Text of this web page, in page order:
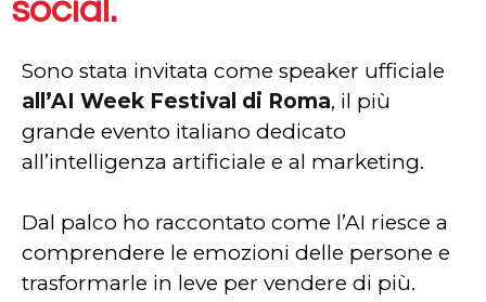
social.
Sono stata invitata come speaker ufficiale
all’AI Week Festival di Roma, il più
grande evento italiano dedicato
all’intelligenza artificiale e al marketing.
Dal palco ho raccontato come l’AI riesce a
comprendere le emozioni delle persone e
trasformarle in leve per vendere di più.